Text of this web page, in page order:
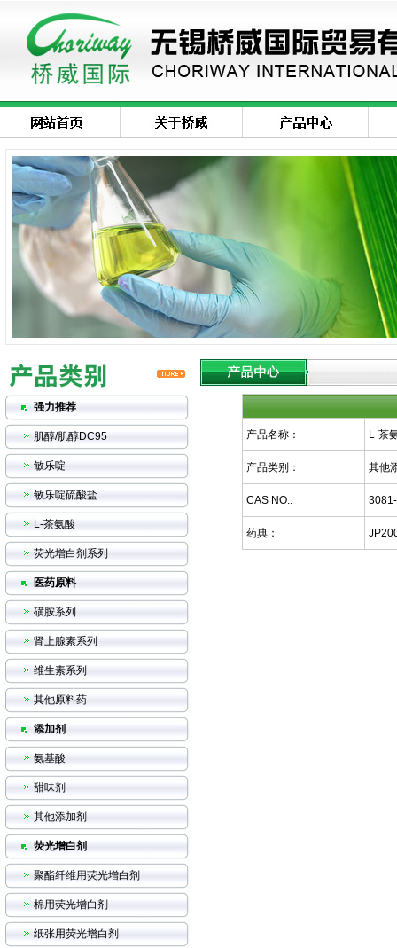
强力推荐
肌醇/肌醇DC95
敏乐啶
敏乐啶硫酸盐
L-茶氨酸
荧光增白剂系列
医药原料
磺胺系列
肾上腺素系列
维生素系列
其他原料药
添加剂
氨基酸
甜味剂
其他添加剂
荧光增白剂
聚酯纤维用荧光增白剂
棉用荧光增白剂
纸张用荧光增白剂
产品名称： L-茶
产品类别： 其他
CAS NO.:
药典：